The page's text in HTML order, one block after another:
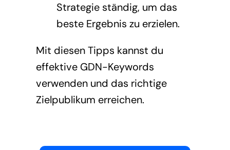
Strategie ständig, um das
beste Ergebnis zu erzielen.
Mit diesen Tipps kannst du
effektive GDN-Keywords
verwenden und das richtige
Zielpublikum erreichen.